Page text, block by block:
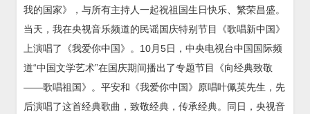
我的国家》，与所有主持人一起祝祖国生日快乐、繁荣昌盛。
当天，我在央视音乐频道的民谣国庆特别节目《歌唱新中国》
上演唱了《我爱你中国》。10月5日，中央电视台中国国际频
道“中国文学艺术”在国庆期间播出了专题节目《向经典致敬
——歌唱祖国》。平安和《我爱你中国》原唱叶佩英先生，先
后演唱了这首经典歌曲，致敬经典，传承经典。同日，央视音